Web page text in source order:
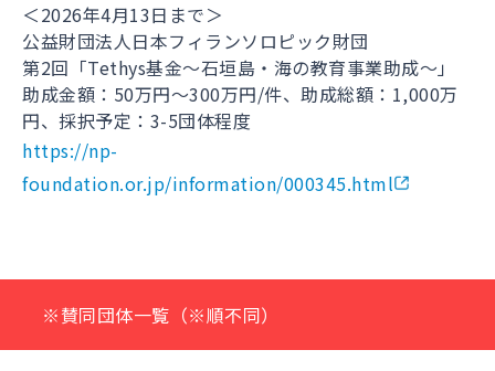
＜2026年4月13日まで＞
公益財団法人日本フィランソロピック財団
第2回「Tethys基金～石垣島・海の教育事業助成～」
助成金額：50万円～300万円/件、助成総額：1,000万
円、採択予定：3-5団体程度
https://np-
foundation.or.jp/information/000345.html
※賛同団体一覧（※順不同）